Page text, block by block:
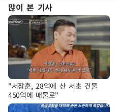
많이 본 기사
"서장훈, 28억에 산 서초 건물
450억에 매물로"